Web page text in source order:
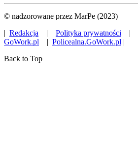
© nadzorowane przez MarPe (2023)
| Redakcja | Polityka prywatności |
GoWork.pl | Policealna.GoWork.pl |
Back to Top